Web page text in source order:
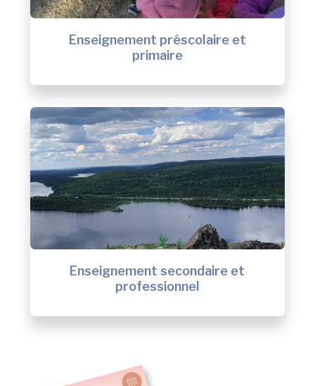
Enseignement préscolaire et
primaire
Enseignement secondaire et
professionnel